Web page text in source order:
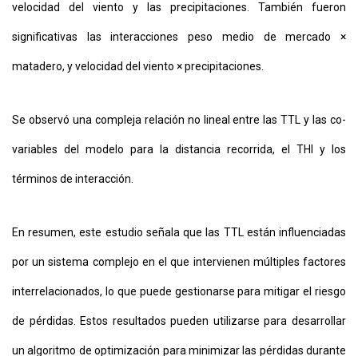
velocidad del viento y las precipitaciones. También fueron
significativas las interacciones peso medio de mercado ×
matadero, y velocidad del viento × precipitaciones.
Se observó una compleja relación no lineal entre las TTL y las co-
variables del modelo para la distancia recorrida, el THI y los
términos de interacción.
En resumen, este estudio señala que las TTL están influenciadas
por un sistema complejo en el que intervienen múltiples factores
interrelacionados, lo que puede gestionarse para mitigar el riesgo
de pérdidas. Estos resultados pueden utilizarse para desarrollar
un algoritmo de optimización para minimizar las pérdidas durante